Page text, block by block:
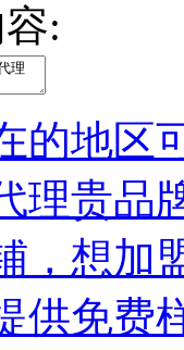
:
的地区
理贵品
，想加
供免费